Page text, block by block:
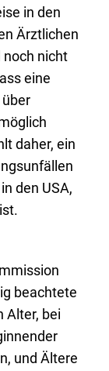
in den
Ärztlichen
nicht
eine
daher, ein
den USA,
beachtete
Alter, bei
und Ältere